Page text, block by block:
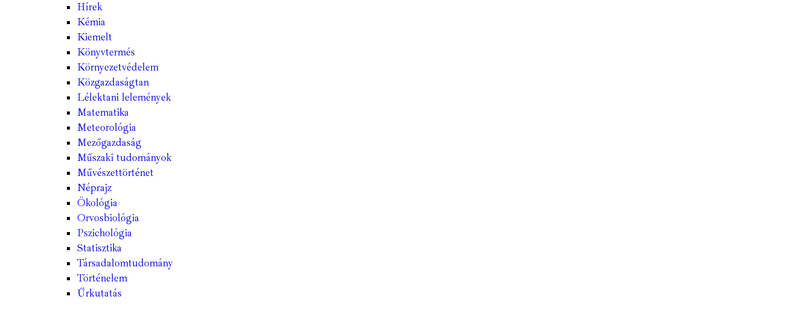
Hírek
Kémia
Kiemelt
Könyvtermés
Környezetvédelem
Közgazdaságtan
Lélektani lelemények
Matematika
Meteorológia
Mezőgazdaság
Műszaki tudományok
Művészettörténet
Néprajz
Ökológia
Orvosbiológia
Pszichológia
Statisztika
Társadalomtudomány
Történelem
Űrkutatás